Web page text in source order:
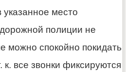
место
полиции не
можно спокойно покидать
к. все звонки фиксируются